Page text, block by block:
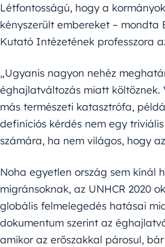
Létfontosságú, hogy a
kényszerült embereket – mondta
Kutató Intézetének professzora
„Ugyanis nagyon nehéz
éghajlatváltozás miatt költöznek.
más természeti katasztrófa,
definíciós kérdés nem egy
számára, ha nem világos, hogy
Noha egyetlen ország sem kínál
migránsoknak, az UNHCR 2020
globális felmelegedés hatásai
dokumentum szerint az
amikor az erőszakkal párosul,